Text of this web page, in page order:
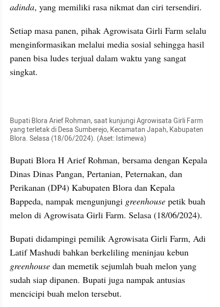
adinda, yang memiliki rasa nikmat dan ciri tersendiri.
Setiap masa panen, pihak Agrowisata Girli Farm selalu
menginformasikan melalui media sosial sehingga hasil
panen bisa ludes terjual dalam waktu yang sangat
singkat.
Bupati Blora Arief Rohman, saat kunjungi Agrowisata Girli Farm
yang terletak di Desa Sumberejo, Kecamatan Japah, Kabupaten
Blora. Selasa (18/06/2024). (Aset: Istimewa)
Bupati Blora H Arief Rohman, bersama dengan Kepala
Dinas Dinas Pangan, Pertanian, Peternakan, dan
Perikanan (DP4) Kabupaten Blora dan Kepala
Bappeda, nampak mengunjungi greenhouse petik buah
melon di Agrowisata Girli Farm. Selasa (18/06/2024).
Bupati didampingi pemilik Agrowisata Girli Farm, Adi
greenhouse dan memetik sejumlah buah melon yang
sudah siap dipanen. Bupati juga nampak antusias
mencicipi buah melon tersebut.